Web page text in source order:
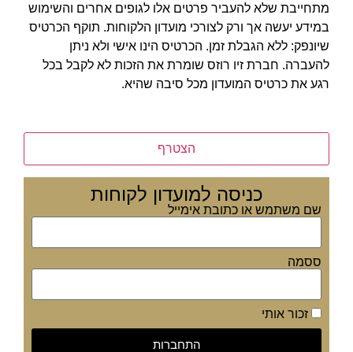
כניסה למועדון לקוחות
שם משתמש או כתובת אימייל
ססמה
זכור אותי
התחברות
מתחייבת שלא להעביר פרטים אלו לגופים אחרים והשימוש
במידע יעשה אך ורק לצורכי מועדון הלקוחות. תוקף הכרטיס
שיונפק: ללא הגבלת זמן. הכרטיס הינו אישי ולא ניתן
להעברה. חברת זיו רוזס שומרת את הזכות לא לקבל בכל
רגע את כרטיס המועדון מכל סיבה שהיא.
הצטרף
should
be left